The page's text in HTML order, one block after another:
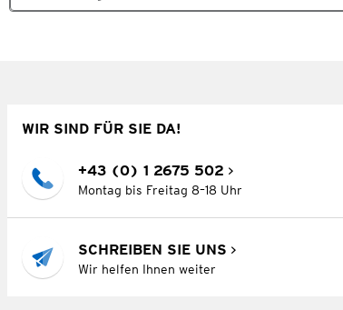
WIR SIND FÜR SIE DA!
+43 (0) 1 2675 502
Montag bis Freitag 8–18 Uhr
SCHREIBEN SIE UNS
Wir helfen Ihnen weiter